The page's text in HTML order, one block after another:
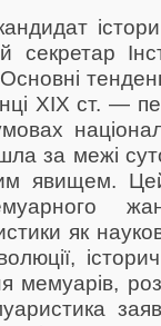
секретар
ХІХ ст. —
за межі
явищем.
як
мемуарів,